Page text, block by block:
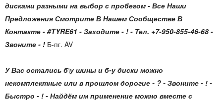
дисками разными на выбор с пробегом - Все Наши
Предложения Смотрите В Нашем Сообществе В
Контакте - #TYRE61 - Заходите - ! - Тел. +7-950-855-46-68 -
Звоните - ! Б-пг. AV
У Вас остались б\у шины и б-у диски можно
некомплектные или в прошлом дорогие - ? - Звоните - ! -
Быстро - ! - Найдём им применение можно вместе с